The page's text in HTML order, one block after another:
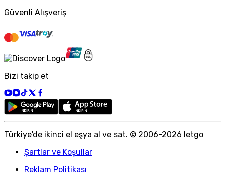
Güvenli Alışveriş
Bizi takip et
Türkiye'de ikinci el eşya al ve sat. © 2006-2026 letgo
Şartlar ve Koşullar
Reklam Politikası